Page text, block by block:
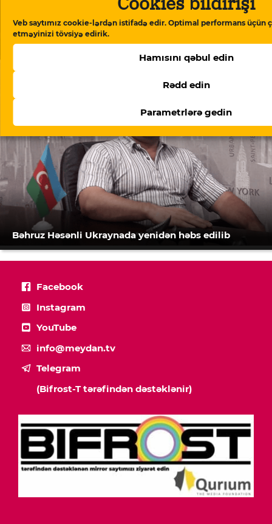
Veb saytımız cookie-lərdən istifadə edir. Optimal performans üçün
etməyinizi tövsiyə edirik.
Hamısını qəbul edin
Rədd edin
Parametrlərə gedin
Beynəlxalq Valyuta Fondu: “Azərbaycan ərzaq
inflyasiyasında Rusiyadan yüksək dərəcədə asılıdır”
Bəhruz Həsənli Ukraynada yenidən həbs edilib
Facebook
Instagram
YouTube
info@meydan.tv
Telegram
(Bifrost-T tərəfindən dəstəklənir)